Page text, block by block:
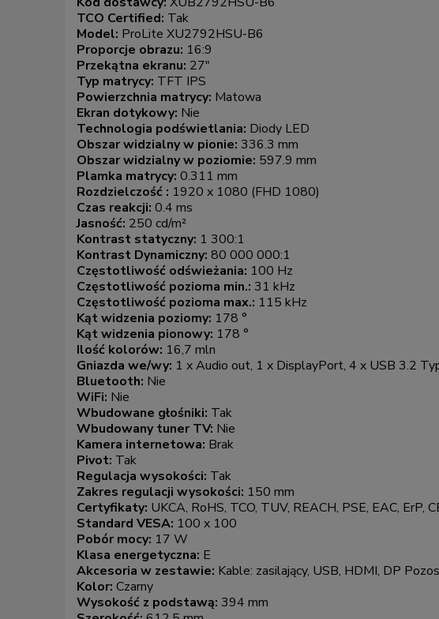
TCO Certified: Tak
Model: ProLite XU2792HSU-B6
Proporcje obrazu: 16:9
Przekątna ekranu: 27"
Typ matrycy: TFT IPS
Powierzchnia matrycy: Matowa
Ekran dotykowy: Nie
Technologia podświetlania: Diody LED
Obszar widzialny w pionie: 336.3 mm
Obszar widzialny w poziomie: 597.9 mm
Plamka matrycy: 0.311 mm
Rozdzielczość : 1920 x 1080 (FHD 1080)
Czas reakcji: 0.4 ms
Jasność: 250 cd/m²
Kontrast statyczny: 1 300:1
Kontrast Dynamiczny: 80 000 000:1
Częstotliwość odświeżania: 100 Hz
Częstotliwość pozioma min.: 31 kHz
Częstotliwość pozioma max.: 115 kHz
Kąt widzenia poziomy: 178 °
Kąt widzenia pionowy: 178 °
Ilość kolorów: 16,7 mln
Gniazda we/wy: 1 x Audio out, 1 x DisplayPort, 4 x USB 3.2
Bluetooth: Nie
WiFi: Nie
Wbudowane głośniki: Tak
Wbudowany tuner TV: Nie
Kamera internetowa: Brak
Pivot: Tak
Regulacja wysokości: Tak
Zakres regulacji wysokości: 150 mm
Certyfikaty: UKCA, RoHS, TCO, TUV, REACH, PSE, EAC, ErP,
Standard VESA: 100 x 100
Pobór mocy: 17 W
Klasa energetyczna: E
Akcesoria w zestawie: Kable: zasilający, USB, HDMI, DP
Kolor: Czarny
Wysokość z podstawą: 394 mm